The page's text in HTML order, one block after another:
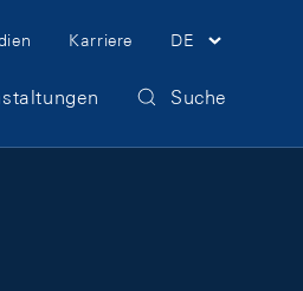
Karriere DE
Suche